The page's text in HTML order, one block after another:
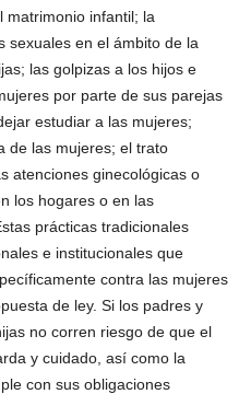
matrimonio infantil; la
sexuales en el ámbito de la
las golpizas a los hijos e
por parte de sus parejas
estudiar a las mujeres;
de las mujeres; el trato
atenciones ginecológicas o
los hogares o en las
prácticas tradicionales
e institucionales que
contra las mujeres
de ley. Si los padres y
no corren riesgo de que el
y cuidado, así como la
con sus obligaciones